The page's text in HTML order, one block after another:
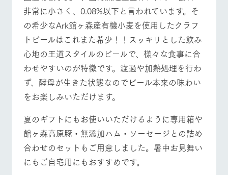
営業時
間・料金
交通アク
セス
よくいた
だく質問
団体のお
客様へ
ペットを
お連れの
お問い合
わせ・資
料請求
レストラ
ン
牧場の生産品を
知り尽くした料
理人が腕を振
い、ビュッフェ
スタイルで提供
ショップ
／お買い
物
丹精込めて育て
た生産品をはじ
め、牧場産の逸
品を取り揃えた
店舗
牧場マッ
プ
牧場マップのダ
ウンロード
周遊バス
牧場内を巡る周
遊バスのご案内
生産品カタログ・資料DL
English (Google Translate)
ネットショップ
個人情報取扱いについて
牧場マップを見る 周遊バス
営業時間・料金 交通アクセス
よくあるご質問
団体のお客様へ
ペットをお連れの
お問い合わせ
非常に小さく、0.08%以下と言われています。そ
の希少なArk館ヶ森産有機小麦を使用したクラフ
トビールはこれまた希少！！スッキリとした飲み
心地の王道スタイルのビールで、様々な食事に合
わせやすいのが特徴です。濾過や加熱処理を行わ
ず、酵母が生きた状態なのでビール本来の味わい
をお楽しみいただけます。
夏のギフトにもお使いいただけるように専用箱や
館ヶ森高原豚・無添加ハム・ソーセージとの詰め
合わせのセットもご用意しました。暑中お見舞い
にもご自宅用にもおすすめです。